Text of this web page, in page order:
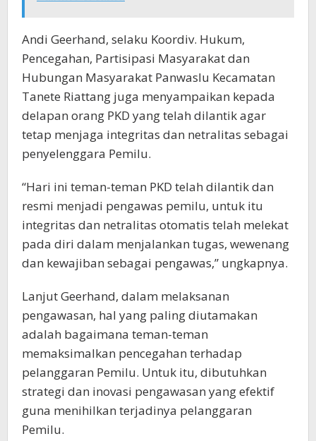
Andi Geerhand, selaku Koordiv. Hukum,
Pencegahan, Partisipasi Masyarakat dan
Hubungan Masyarakat Panwaslu Kecamatan
Tanete Riattang juga menyampaikan kepada
delapan orang PKD yang telah dilantik agar
tetap menjaga integritas dan netralitas sebagai
penyelenggara Pemilu.
“Hari ini teman-teman PKD telah dilantik dan
resmi menjadi pengawas pemilu, untuk itu
integritas dan netralitas otomatis telah melekat
pada diri dalam menjalankan tugas, wewenang
dan kewajiban sebagai pengawas,” ungkapnya.
Lanjut Geerhand, dalam melaksanan
pengawasan, hal yang paling diutamakan
adalah bagaimana teman-teman
memaksimalkan pencegahan terhadap
pelanggaran Pemilu. Untuk itu, dibutuhkan
strategi dan inovasi pengawasan yang efektif
guna menihilkan terjadinya pelanggaran
Pemilu.